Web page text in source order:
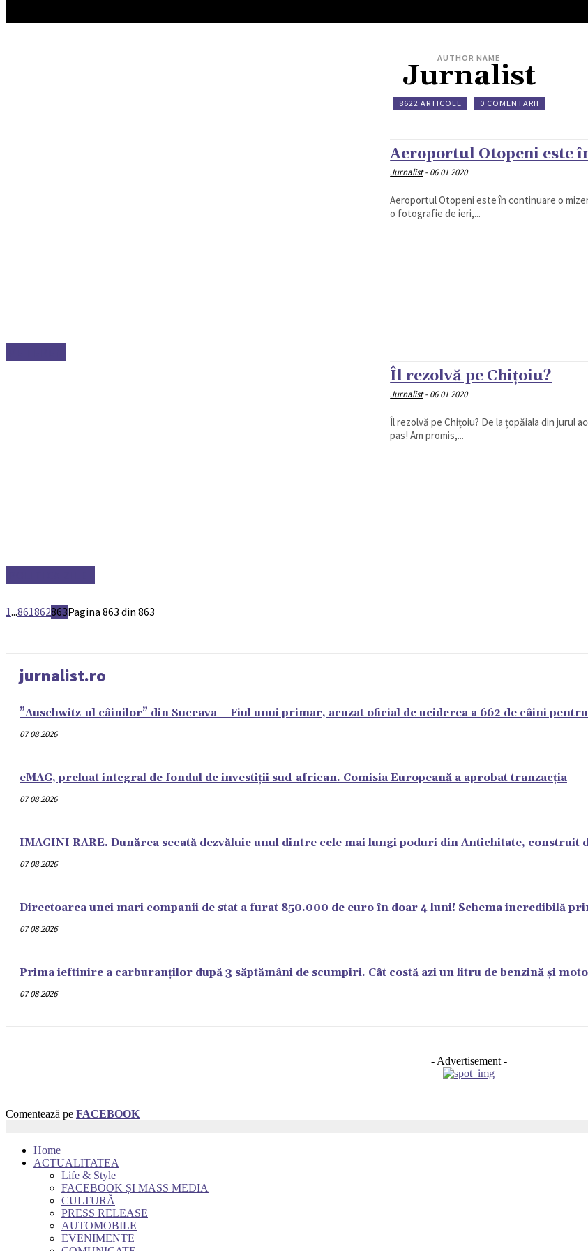
AUTHOR NAME
Jurnalist
8622 ARTICOLE 0 COMENTARII
Aeroportul Otopeni este
Jurnalist - 06 01 2020
Aeroportul Otopeni este în continuare o
o fotografie de ieri,...
Îl rezolvă pe Chițoiu?
Jurnalist - 06 01 2020
Îl rezolvă pe Chițoiu? De la țopăiala din jurul
pas! Am promis,...
1...861862863Pagina 863 din 863
jurnalist.ro
”Auschwitz-ul câinilor” din Suceava – Fiul unui primar, acuzat oficial de uciderea a 662 de câini
07 08 2026
eMAG, preluat integral de fondul de investiții sud-african. Comisia Europeană a aprobat tranzacția
07 08 2026
IMAGINI RARE. Dunărea secată dezvăluie unul dintre cele mai lungi poduri din Antichitate, construit
07 08 2026
Directoarea unei mari companii de stat a furat 850.000 de euro în doar 4 luni! Schema incredibilă
07 08 2026
Prima ieftinire a carburanților după 3 săptămâni de scumpiri. Cât costă azi un litru de benzină și
07 08 2026
- Advertisement -
Comentează pe FACEBOOK
Home
ACTUALITATEA
Life & Style
FACEBOOK ȘI MASS MEDIA
CULTURĂ
PRESS RELEASE
AUTOMOBILE
EVENIMENTE